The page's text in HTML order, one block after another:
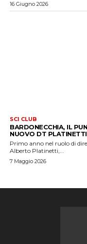
16 Giugno 2026
SCI CLUB
BARDONECCHIA, IL
NUOVO DT PLATINETTI
Primo anno nel ruolo di
Alberto Platinetti,...
7 Maggio 2026